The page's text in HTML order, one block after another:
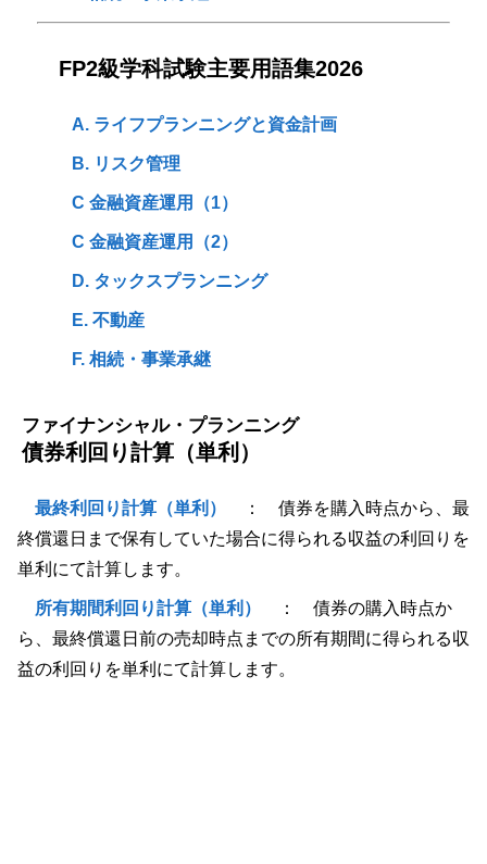
FP2級学科試験主要用語集2026
A. ライフプランニングと資金計画
B. リスク管理
C 金融資産運用（1）
C 金融資産運用（2）
D. タックスプランニング
E. 不動産
F. 相続・事業承継
ファイナンシャル・プランニング
債券利回り計算（単利）
最終利回り計算（単利）
： 債券を購入時点から、最
終償還日まで保有していた場合に得られる収益の利回りを
単利にて計算します。
所有期間利回り計算（単利）
： 債券の購入時点か
ら、最終償還日前の売却時点までの所有期間に得られる収
益の利回りを単利にて計算します。